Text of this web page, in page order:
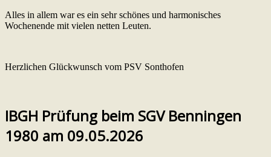
Alles in allem war es ein sehr schönes und harmonisches
Wochenende mit vielen netten Leuten.
Herzlichen Glückwunsch vom PSV Sonthofen
IBGH Prüfung beim SGV Benningen
1980 am 09.05.2026